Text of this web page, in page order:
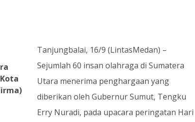
Tanjungbalai, 16/9 (LintasMedan) –
Sejumlah 60 insan olahraga di Sumatera
Utara menerima penghargaan yang
diberikan oleh Gubernur Sumut, Tengku
Erry Nuradi, pada upacara peringatan Hari